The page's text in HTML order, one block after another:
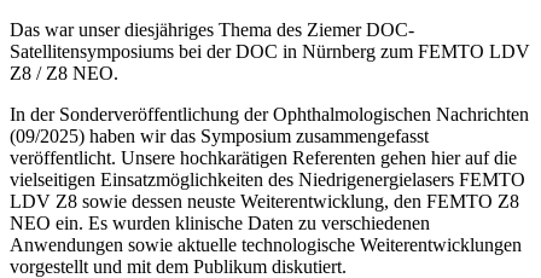
Das war unser diesjähriges Thema des Ziemer DOC-
Satellitensymposiums bei der DOC in Nürnberg zum FEMTO LDV
Z8 / Z8 NEO.
In der Sonderveröffentlichung der Ophthalmologischen Nachrichten
(09/2025) haben wir das Symposium zusammengefasst
veröffentlicht. Unsere hochkarätigen Referenten gehen hier auf die
vielseitigen Einsatzmöglichkeiten des Niedrigenergielasers FEMTO
LDV Z8 sowie dessen neuste Weiterentwicklung, den FEMTO Z8
NEO ein. Es wurden klinische Daten zu verschiedenen
Anwendungen sowie aktuelle technologische Weiterentwicklungen
vorgestellt und mit dem Publikum diskutiert.